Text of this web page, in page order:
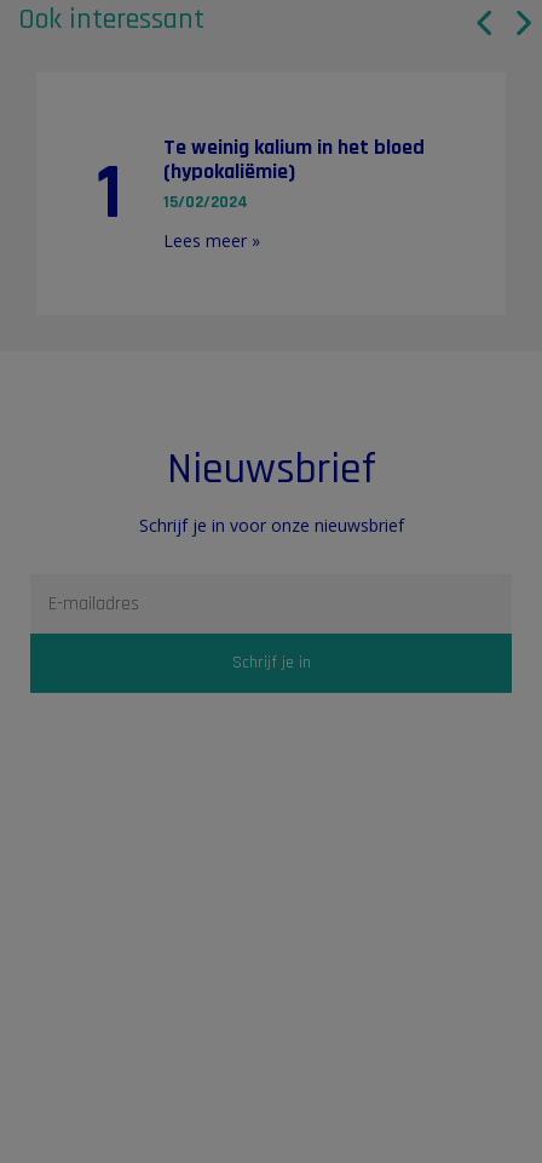
Ook interessant
1
Te weinig kalium in het bloed
(hypokaliëmie)
15/02/2024
Lees meer »
Nieuwsbrief
Schrijf je in voor onze nieuwsbrief